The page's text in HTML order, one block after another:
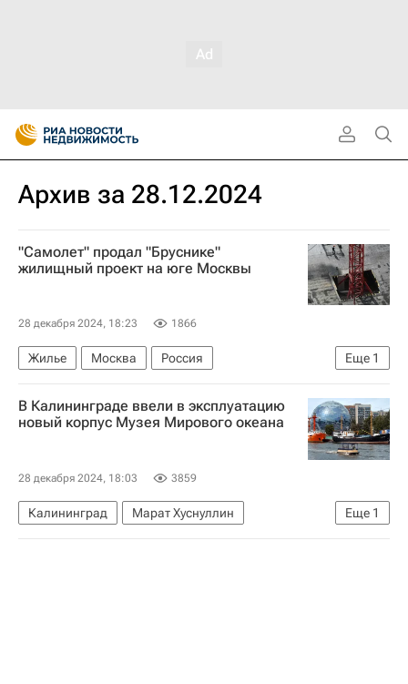
Архив за 28.12.2024
"Самолет" продал "Бруснике"
жилищный проект на юге Москвы
28 декабря 2024, 18:23 1866
Еще 1
Жилье Москва
Россия
Самолет (девелопер)
В Калининграде ввели в эксплуатацию
новый корпус Музея Мирового океана
28 декабря 2024, 18:03 3859
Еще 1
Калининград
Марат Хуснуллин
Музей Мирового океана